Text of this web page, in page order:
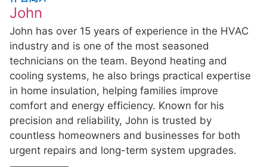
John
John has over 15 years of experience in the HVAC
industry and is one of the most seasoned
technicians on the team. Beyond heating and
cooling systems, he also brings practical expertise
in home insulation, helping families improve
comfort and energy efficiency. Known for his
precision and reliability, John is trusted by
countless homeowners and businesses for both
urgent repairs and long-term system upgrades.